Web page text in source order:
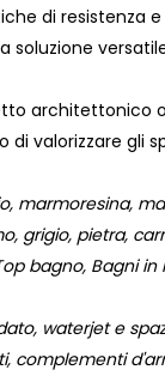
di resistenza e
architettonico
valorizzare gli
grigio, pietra,
bagno, Bagni
waterjet e
complementi